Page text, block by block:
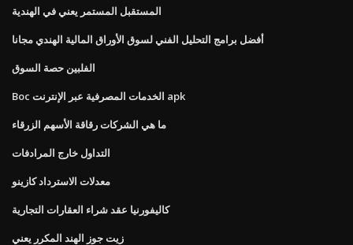
المستقبل المستمر يعني في الهندية
أفضل برامج التحليل الفني لسوق الأوراق المالية الهندي مجانا
الفلبين حصة السوق
Boc الخدمات المصرفية عبر الإنترنت apk
ما هي الشركات رقاقة الأسهم الزرقاء
التداول خارج المرادفات
معدلات الاسترداد كازينو
كاليفورنيا عقد شراء العقارات التجارية
زيت جوز الهند المكرر يعني